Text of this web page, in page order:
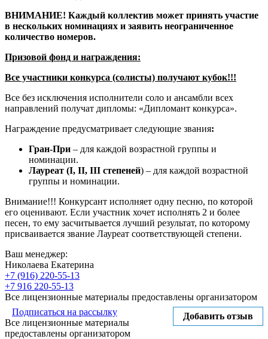
ВНИМАНИЕ! Каждый коллектив может принять участие
в нескольких номинациях и заявить неограниченное
количество номеров.
Призовой фонд и награждения:
Все участники конкурса (солисты) получают кубок!!!
Все без исключения исполнители соло и ансамбли всех
направлений получат дипломы: «Дипломант конкурса».
Награждение предусматривает следующие звания:
Гран-При – для каждой возрастной группы и
номинации.
Лауреат (I, II, III степеней) – для каждой возрастной
группы и номинации.
Внимание!!! Конкурсант исполняет одну песню, по которой
его оценивают. Если участник хочет исполнять 2 и более
песен, то ему засчитывается лучший результат, по которому
присваивается звание Лауреат соответствующей степени.
Ваш менеджер:
Николаева Екатерина
+7 (916) 220-55-13
+7 916 220-55-13
Все лицензионные материалы предоставлены организатором
Добавить отзыв
Подписаться на рассылку
Все лицензионные материалы
предоставлены организатором